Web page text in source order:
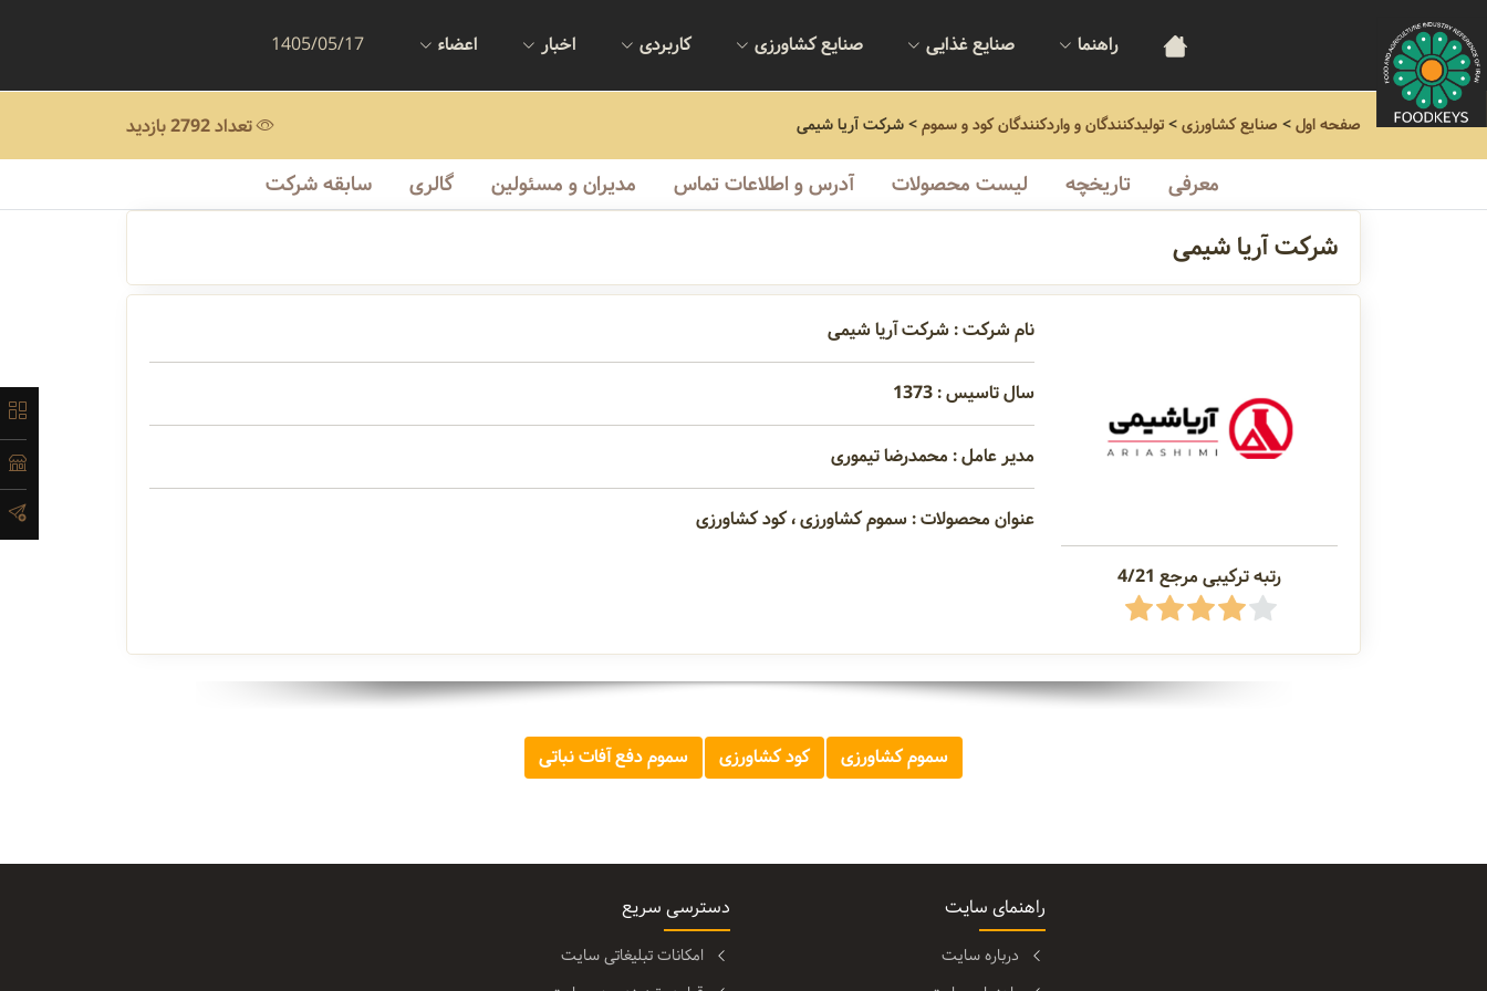
راهنما صنایع غذایی صنایع کشاورزی کاربردی اخبار اعضاء 1405/05/17
تعداد 2792 بازدید صفحه اول> صنایع کشاورزی>تولیدکنندگان و واردکنندگان کود و سموم>شرکت آریا شیمی
معرفی تاریخچه لیست محصولات آدرس و اطلاعات تماس مدیران و مسئولین گالری سابقه شرکت
شرکت آریا شیمی
رتبه ترکیبی مرجع 4/21
نام شرکت : شرکت آریا شیمی
سال تاسیس : 1373
مدیر عامل : محمدرضا تیموری
عنوان محصولات : سموم کشاورزی ، کود کشاورزی
سموم کشاورزی کود کشاورزی سموم دفع آفات نباتی
راهنمای سایت
درباره سایت
دسترسی سریع
امکانات تبلیغاتی سایت